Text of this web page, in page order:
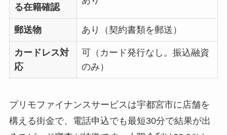
る在籍確認
郵送物 あり（契約書類を郵送）
カードレス対
応
可（カード発行なし。振込融資
のみ）
プリモファイナンスサービスは宇都宮市に店舗を
構える街金で、電話申込でも最短30分で結果が出